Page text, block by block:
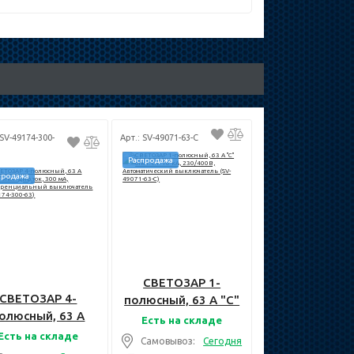
49174-300-
СВЕТОЗАР 4-
63 A
диф.ток,
300 мА,
на складе
Арт.: SV-49071-63-C
Распродажа
СВЕТОЗАР 1-
полюсный, 63 A "C"
откл. сп. 10 кА,
230/400В,
Есть на складе
Самовывоз:
Сегодня